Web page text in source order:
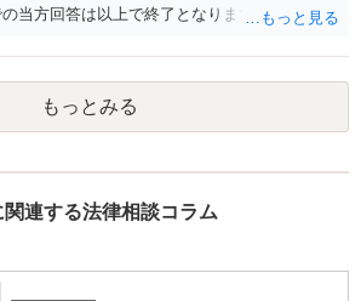
当方回答は以上で終了となりますが、参考に
もっとみる
連する法律相談コラム